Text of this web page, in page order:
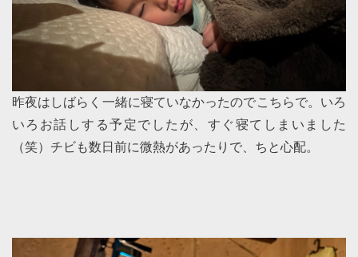
昨夜はしばらく一緒に寝ていなかったのでこちらで。いろ
いろお話しする予定でしたが、すぐ寝てしまいました
（笑）チビも数日前に微熱があったりで、ちと心配。